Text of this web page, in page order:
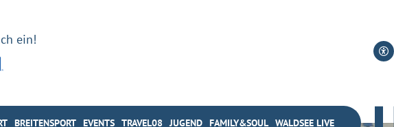
ein!
BREITENSPORT EVENTS TRAVEL08 JUGEND FAMILY&SOUL WALDSEE LIVE